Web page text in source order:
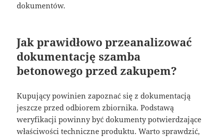
dokumentów.
Jak prawidłowo przeanalizować
dokumentację szamba
betonowego przed zakupem?
Kupujący powinien zapoznać się z dokumentacją
jeszcze przed odbiorem zbiornika. Podstawą
weryfikacji powinny być dokumenty potwierdzające
właściwości techniczne produktu. Warto sprawdzić,